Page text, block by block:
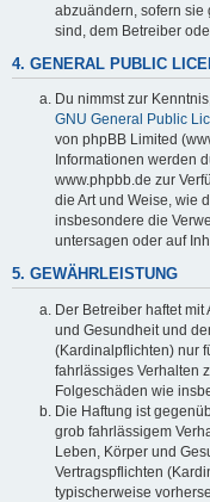
abzuändern, sofern sie
sind, dem Betreiber
4. GENERAL PUBLIC
Du nimmst zur
GNU General Public
von phpBB Limited
Informationen werden
www.phpbb.de zur
die Art und Weise, wie
insbesondere die
untersagen oder auf
5. GEWÄHRLEISTUNG
Der Betreiber haftet
und Gesundheit und
(Kardinalpflichten) nur
fahrlässiges Verhalten
Folgeschäden wie
Die Haftung ist
grob fahrlässigem
Leben, Körper und
Vertragspflichten
typischerweise